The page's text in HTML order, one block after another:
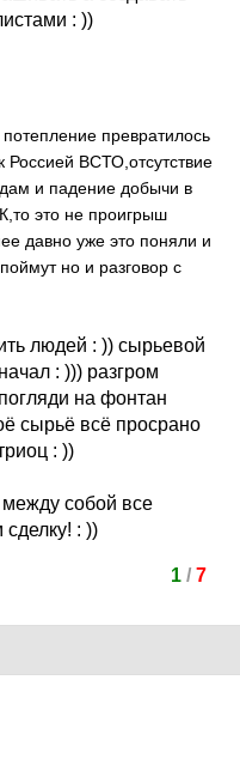
: ))
превратилось
Россией ВСТО,отсутствие
и падение добычи в
это не проигрыш
давно уже это поняли и
но и разговор с
людей : )) сырьевой
: ))) разгром
на фонтан
сырьё всё просрано
: ))
собой все
: ))
1/ 7